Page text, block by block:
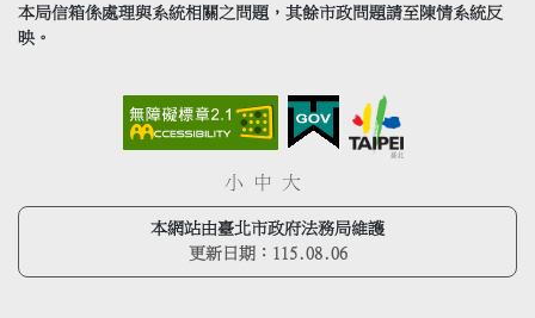
本局信箱係處理與系統相關之問題，其餘市政問題請至陳情系統反
映。
小 中 大
本網站由臺北市政府法務局維護
更新日期： 115.08.06